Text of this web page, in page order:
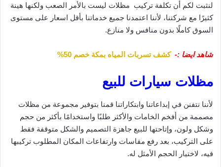
لنثبت لكم أن تكلفة تركيب مظلات ليست بالأمر الصعب ولكنها هينة
كثيرًا مع شركتنا، لأننا اعتمدنا جميع خدماتنا بأقل اسعار على مستوى
السوق كاملًا بدون منافس ولا منازع.
شاهد ايضا :-كشف تسربات المياه بمكة خصم 50%
مظلات سيارات للبيع
لأننا نتفنن في إبداعاتنا وابتكاراتنا قمنا بتوفير مجموعة من مظلات
مصممة من أفخم الخامات والأكثر طلبًا واستخدامًا بأكثر من حجم
وشكل ولون، وإتاحتها للبيع جاهزة التصميم والشكل متوقفة فقط
على التركيب، بعد رفع مقاسات وارتفاعات المكان المطلوب تركيبها
فيه، لاختيار الحجم الأمثل له.